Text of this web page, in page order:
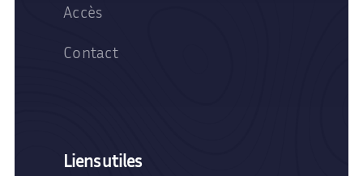
Accès
Contact
Liens utiles